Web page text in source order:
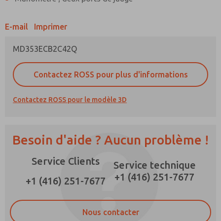
E-mail Imprimer
MD353ECB2C42Q
Contactez ROSS pour plus d'informations
Contactez ROSS pour le modèle 3D
Besoin d'aide ? Aucun problème !
Service Clients
+1 (416) 251-7677
Service technique
+1 (416) 251-7677
Nous contacter
E-Mail
Téléphone
périodiques sur les fonctionnalités, les
j'accepte que les données que je fournis
seront collectées et stockées
utilisées que strictement pour le traitement et
la réponse à ma demande. En soumettant le
formulaire de contact, j'accepte le traitement.